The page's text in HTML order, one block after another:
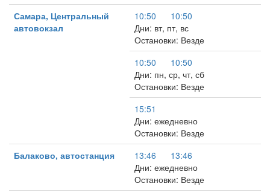
Самара, Центральный
автовокзал
10:50
10:50
Дни: вт, пт, вс
Остановки: Везде
10:50
10:50
Дни: пн, ср, чт, сб
Остановки: Везде
15:51
Дни: ежедневно
Остановки: Везде
Балаково, автостанция
13:46
13:46
Дни: ежедневно
Остановки: Везде